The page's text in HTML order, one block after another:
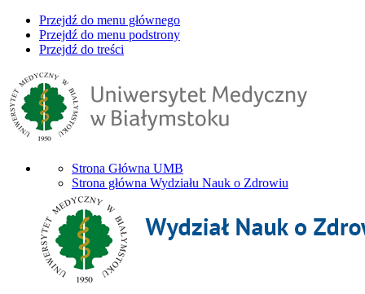
Przejdź do menu głównego
Przejdź do menu podstrony
Przejdź do treści
Strona Główna UMB
Strona główna Wydziału Nauk o Zdrowiu